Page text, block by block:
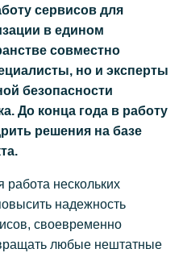
сервисов для
в едином
совместно
но и эксперты
безопасности
До конца года в работу
решения на базе
работа нескольких
надежность
своевременно
любые нештатные